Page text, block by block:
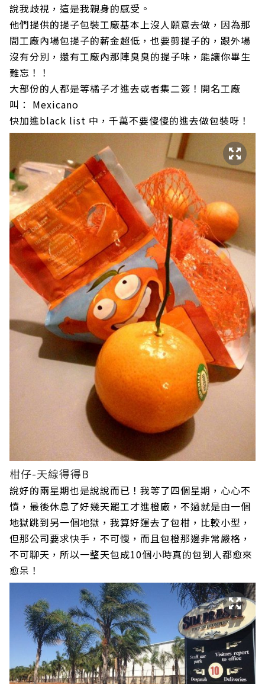
說我歧視，這是我親身的感受。
他們提供的提子包裝工廠基本上沒人願意去做，因為那
間工廠內場包提子的薪金超低，也要剪提子的，跟外場
沒有分別，還有工廠內那陣臭臭的提子味，能讓你畢生
難忘！！
大部份的人都是等橘子才進去或者集二簽！開名工廠
叫： Mexicano
快加進black list 中，千萬不要傻傻的進去做包裝呀！
柑仔-天線得得B
說好的兩星期也是說說而已！我等了四個星期，心心不
憤，最後休息了好幾天罷工才進橙廠，不過就是由一個
地獄跳到另一個地獄，我算好運去了包柑，比較小型，
但那公司要求快手，不可慢，而且包橙那邊非常嚴格，
不可聊天，所以一整天包成10個小時真的包到人都愈來
愈呆！